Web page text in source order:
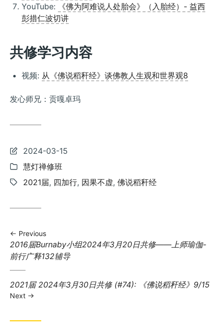
YouTube:
《佛为阿难说人处胎会》（入胎经）- 益西
彭措仁波切讲
共修学习内容
视频: 从《佛说稻秆经》谈佛教人生观和世界观8
发心师兄：贡嘎卓玛
Last
updated:
2024-03-15
Categories:
慧灯禅修班
Tags:
2021届, 四加行, 因果不虚, 佛说稻秆经
Previous
Previous
post:
2016届Burnaby小组2024年3月20日共修——上师瑜伽-
前行广释132辅导
Next
post:
2021届 2024年3月30日共修 (#74): 《佛说稻秆经》9/15
Next